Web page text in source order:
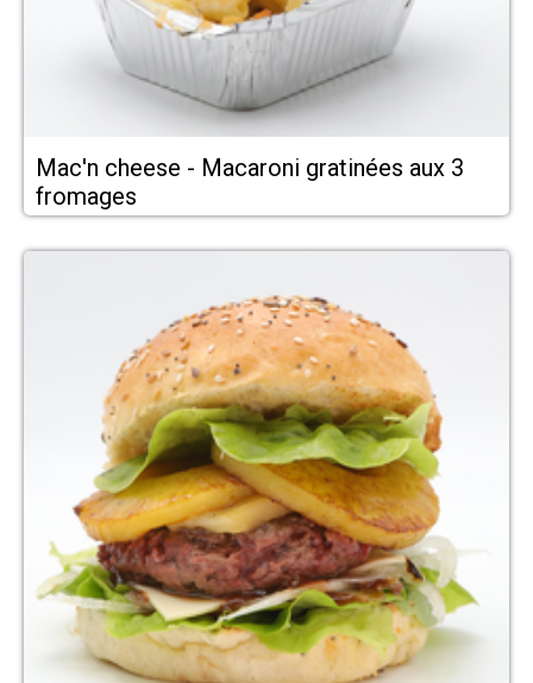
Mac'n cheese - Macaroni gratinées aux 3
fromages